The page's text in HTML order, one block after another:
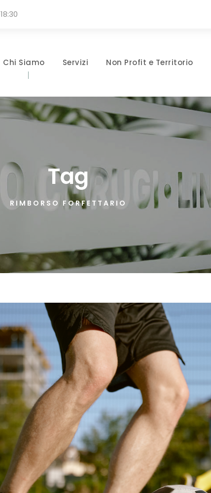
Chi Siamo Servizi Non Profit e Territorio
Tag
RIMBORSO FORFETTARIO